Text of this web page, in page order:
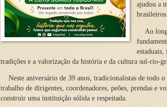
ajudou a
brasileiros.
Ao
tradições e a valorização da história e da cultura sul-rio-
Neste aniversário de 39 anos, tradicionalistas de todo
trabalho de dirigentes, coordenadores, peões, prendas e
construir uma instituição sólida e respeitada.